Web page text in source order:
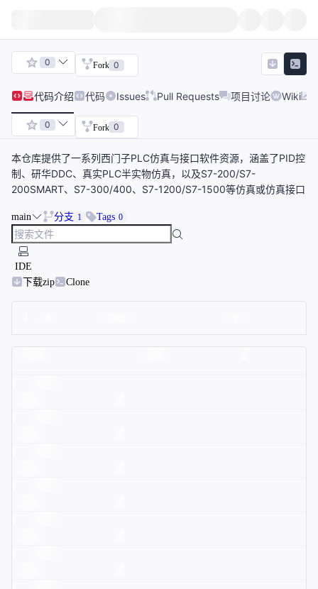
0 Fork 0
代码介绍 代码 Issues Pull Requests 项目讨论 Wiki
0 Fork 0
本仓库提供了一系列西门子PLC仿真与接口软件资源，涵盖了PID控
制、研华DDC、真实PLC半实物仿真，以及S7-200/S7-
200SMART、S7-300/400、S7-1200/S7-1500等仿真或仿真接口
main 分支 1 Tags 0
IDE
下载zip
Clone